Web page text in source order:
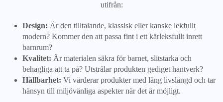
utifrån:
Design: Är den tilltalande, klassisk eller kanske lekfullt
modern? Kommer den att passa fint i ett kärleksfullt inrett
barnrum?
Kvalitet: Är materialen säkra för barnet, slitstarka och
behagliga att ta på? Utstrålar produkten gediget hantverk?
Hållbarhet: Vi värderar produkter med lång livslängd och tar
hänsyn till miljövänliga aspekter när det är möjligt.